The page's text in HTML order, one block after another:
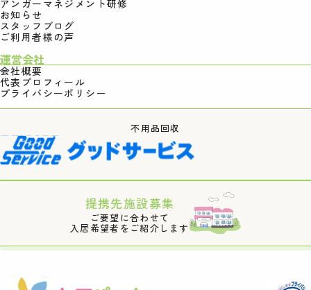
アンガーマネジメント研修
お知らせ
スタッフブログ
ご利用者様の声
運営会社
会社概要
代表プロフィール
プライバシーポリシー
不用品回収
提携先施設募集
ご要望に合わせて
入居希望者をご紹介します